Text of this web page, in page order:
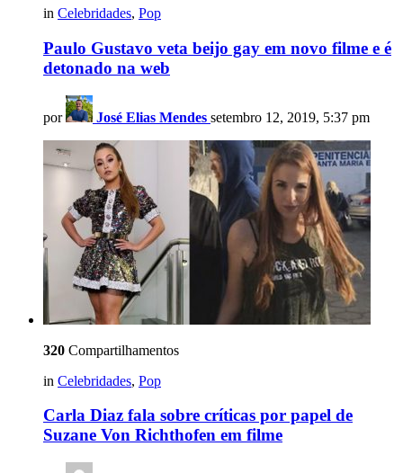
in Celebridades, Pop
Paulo Gustavo veta beijo gay em novo filme e é
detonado na web
por José Elias Mendes setembro 12, 2019, 5:37 pm
320 Compartilhamentos
in Celebridades, Pop
Carla Diaz fala sobre críticas por papel de
Suzane Von Richthofen em filme